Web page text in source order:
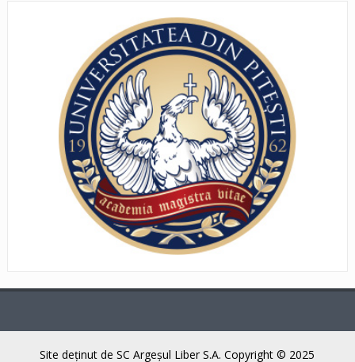
Site deţinut de SC Argeşul Liber S.A. Copyright © 2025